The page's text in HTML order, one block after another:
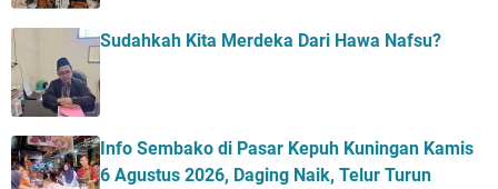
Sudahkah Kita Merdeka Dari Hawa Nafsu?
Info Sembako di Pasar Kepuh Kuningan Kamis
6 Agustus 2026, Daging Naik, Telur Turun